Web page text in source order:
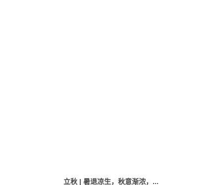
立秋 | 暑退凉生，秋意渐浓，...